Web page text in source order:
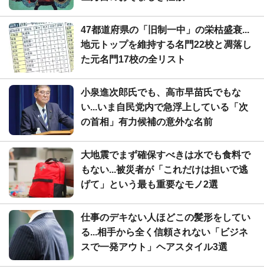
47都道府県の「旧制一中」の栄枯盛衰...
地元トップを維持する名門22校と凋落し
た元名門17校の全リスト
小泉進次郎氏でも、高市早苗氏でもな
い...いま自民党内で急浮上している「次
の首相」有力候補の意外な名前
大地震でまず確保すべきは水でも食料で
もない...被災者が「これだけは担いで逃
げて」という最も重要なモノ2選
仕事のデキない人ほどこの髪形をしてい
る...相手から全く信頼されない「ビジネ
スで一発アウト」ヘアスタイル3選